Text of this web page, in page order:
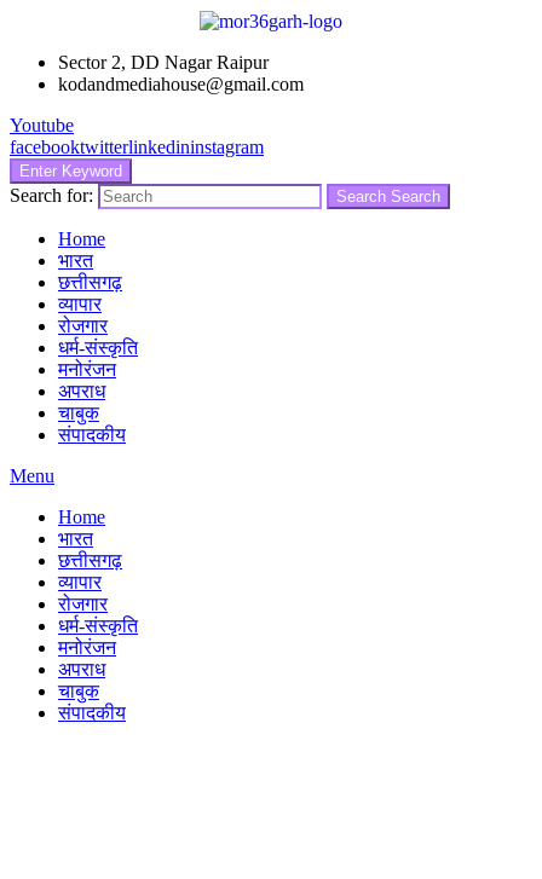
Sector 2, DD Nagar Raipur
kodandmediahouse@gmail.com
Youtube
facebooktwitterlinkedininstagram
Enter Keyword
Search for: Search Search
Home
भारत
छत्तीसगढ़
व्यापार
रोजगार
धर्म-संस्कृति
मनोरंजन
अपराध
चाबुक
संपादकीय
Menu
Home
भारत
छत्तीसगढ़
व्यापार
रोजगार
धर्म-संस्कृति
मनोरंजन
अपराध
चाबुक
संपादकीय